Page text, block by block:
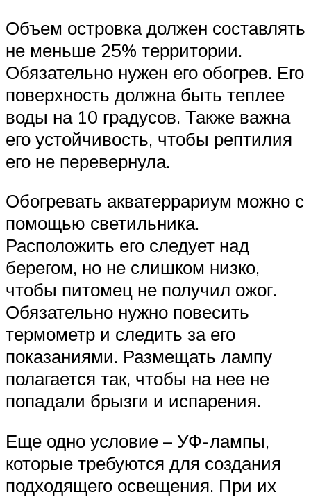
Объем островка должен составлять
не меньше 25% территории.
Обязательно нужен его обогрев. Его
поверхность должна быть теплее
воды на 10 градусов. Также важна
его устойчивость, чтобы рептилия
его не перевернула.
Обогревать акватеррариум можно с
помощью светильника.
Расположить его следует над
берегом, но не слишком низко,
чтобы питомец не получил ожог.
Обязательно нужно повесить
термометр и следить за его
показаниями. Размещать лампу
полагается так, чтобы на нее не
попадали брызги и испарения.
Еще одно условие – УФ-лампы,
которые требуются для создания
подходящего освещения. При их